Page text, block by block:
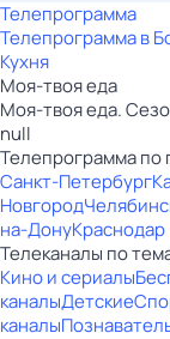
Телепрограмма
Телепрограмма в
Кухня
Моя-твоя еда
Моя-твоя еда.
null
Телепрограмма по
Санкт-Петербург
Новгород
на-ДонуКраснодар
Телеканалы по
Кино и сериалы
каналыДетские
каналы